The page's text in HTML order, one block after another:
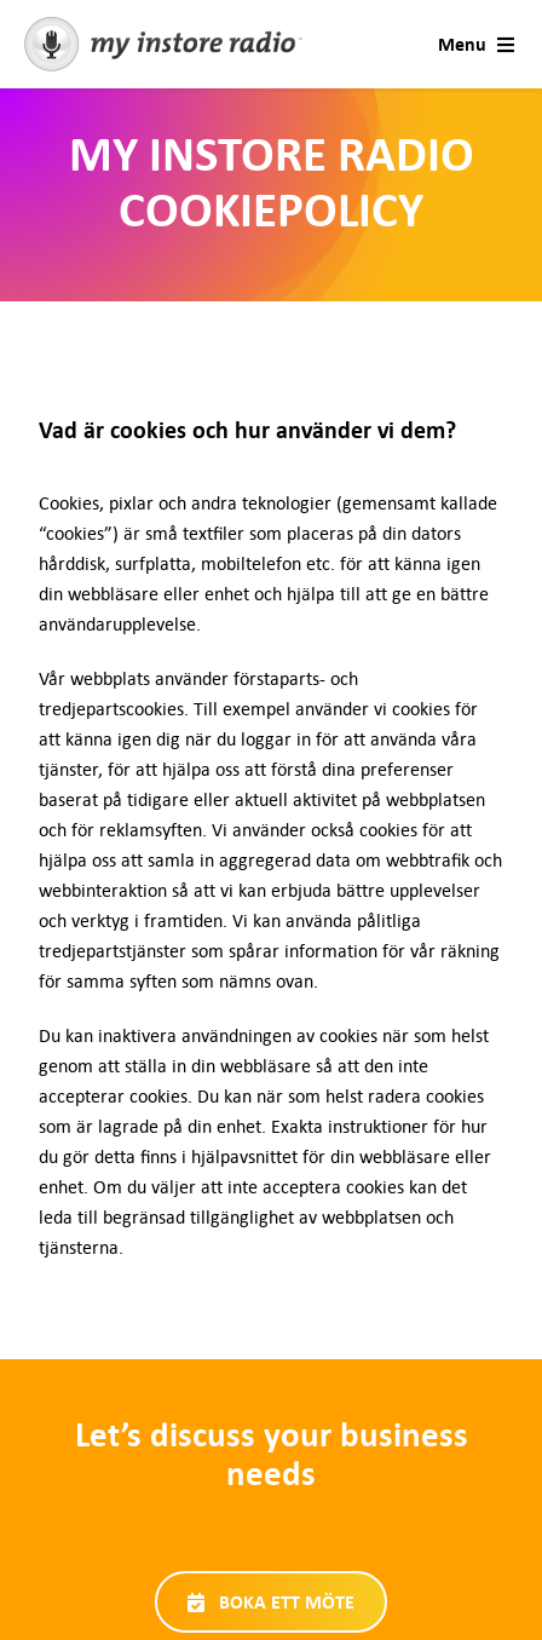
content
Menu
Prova gratis
Support
Sign In
MY INSTORE RADIO
COOKIEPOLICY
Vad är cookies och hur använder vi dem?
Cookies, pixlar och andra teknologier (gemensamt kallade
“cookies”) är små textfiler som placeras på din dators
hårddisk, surfplatta, mobiltelefon etc. för att känna igen
din webbläsare eller enhet och hjälpa till att ge en bättre
användarupplevelse.
Vår webbplats använder förstaparts- och
tredjepartscookies. Till exempel använder vi cookies för
att känna igen dig när du loggar in för att använda våra
tjänster, för att hjälpa oss att förstå dina preferenser
baserat på tidigare eller aktuell aktivitet på webbplatsen
och för reklamsyften. Vi använder också cookies för att
hjälpa oss att samla in aggregerad data om webbtrafik och
webbinteraktion så att vi kan erbjuda bättre upplevelser
och verktyg i framtiden. Vi kan använda pålitliga
tredjepartstjänster som spårar information för vår räkning
för samma syften som nämns ovan.
Du kan inaktivera användningen av cookies när som helst
genom att ställa in din webbläsare så att den inte
accepterar cookies. Du kan när som helst radera cookies
som är lagrade på din enhet. Exakta instruktioner för hur
du gör detta finns i hjälpavsnittet för din webbläsare eller
enhet. Om du väljer att inte acceptera cookies kan det
leda till begränsad tillgänglighet av webbplatsen och
tjänsterna.
Let’s discuss your business
needs
BOKA ETT MÖTE